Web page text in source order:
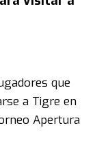
que
a Tigre en
Apertura